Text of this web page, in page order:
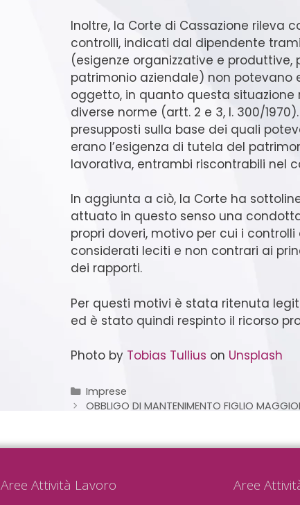
Inoltre, la Corte di Cassazione rileva
controlli, indicati dal dipendente
(esigenze organizzative e
patrimonio aziendale) non potevano
oggetto, in quanto questa
diverse norme (artt. 2 e 3, l. 300/
presupposti sulla base dei quali
erano l’esigenza di tutela del
lavorativa, entrambi riscontrabili nel
In aggiunta a ciò, la Corte ha
attuato in questo senso una
propri doveri, motivo per cui i
considerati leciti e non contrari ai
dei rapporti.
Per questi motivi è stata ritenuta
ed è stato quindi respinto il ricorso
Photo by Tobias Tullius on Unsplash
Imprese
OBBLIGO DI MANTENIMENTO FIGLIO
Aree Attività Lavoro Aree